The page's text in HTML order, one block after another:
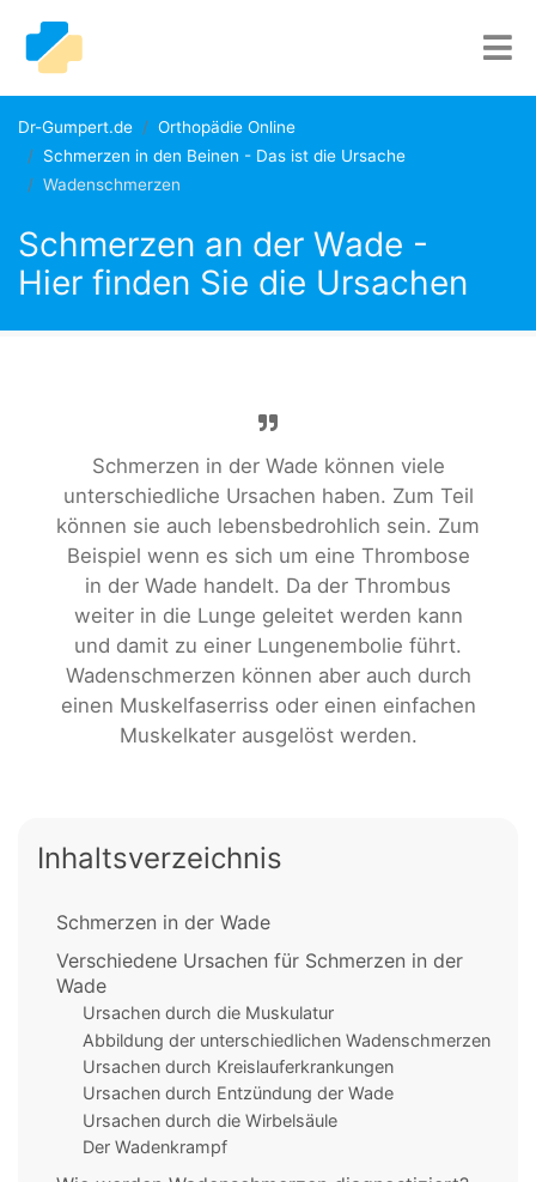
Dr-Gumpert.de
Orthopädie Online
Schmerzen in den Beinen - Das ist die Ursache
Wadenschmerzen
Schmerzen an der Wade -
Hier finden Sie die Ursachen
Schmerzen in der Wade können viele
unterschiedliche Ursachen haben. Zum Teil
können sie auch lebensbedrohlich sein. Zum
Beispiel wenn es sich um eine Thrombose
in der Wade handelt. Da der Thrombus
weiter in die Lunge geleitet werden kann
und damit zu einer Lungenembolie führt.
Wadenschmerzen können aber auch durch
einen Muskelfaserriss oder einen einfachen
Muskelkater ausgelöst werden.
Inhaltsverzeichnis
Schmerzen in der Wade
Verschiedene Ursachen für Schmerzen in der
Wade
Ursachen durch die Muskulatur
Abbildung der unterschiedlichen Wadenschmerzen
Ursachen durch Kreislauferkrankungen
Ursachen durch Entzündung der Wade
Ursachen durch die Wirbelsäule
Der Wadenkrampf